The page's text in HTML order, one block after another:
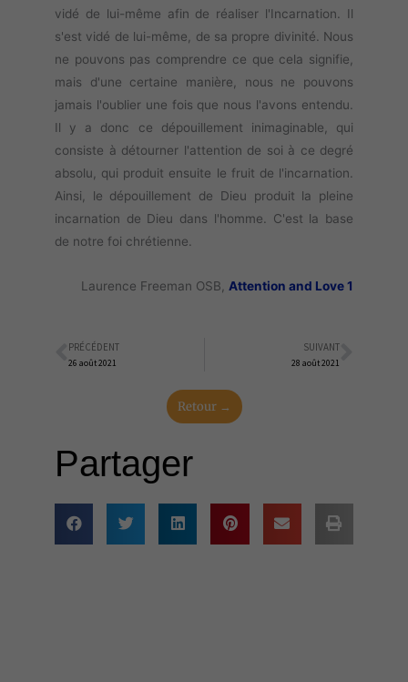
vidé de lui-même afin de réaliser l'Incarnation. Il
s'est vidé de lui-même, de sa propre divinité. Nous
ne pouvons pas comprendre ce que cela signifie,
mais d'une certaine manière, nous ne pouvons
jamais l'oublier une fois que nous l'avons entendu.
Il y a donc ce dépouillement inimaginable, qui
consiste à détourner l'attention de soi à ce degré
absolu, qui produit ensuite le fruit de l'incarnation.
Ainsi, le dépouillement de Dieu produit la pleine
incarnation de Dieu dans l'homme. C'est la base
de notre foi chrétienne.
Laurence Freeman OSB, Attention and Love 1
Précédent
PRÉCÉDENT
26 août 2021
SUIVANT
28 août 2021
Retour →
Partager